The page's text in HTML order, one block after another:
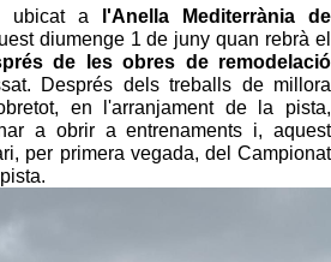
ubicat a
l'Anella Mediterrània de
diumenge 1 de juny quan rebrà el
de les obres de remodelació
Després dels treballs de millora
en l'arranjament de la pista,
a obrir a entrenaments i, aquest
per primera vegada, del Campionat